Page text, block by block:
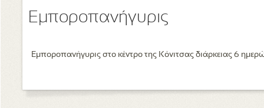
Εμποροπανήγυρις
Εμποροπανήγυρις στο κέντρο της Κόνιτσας διάρκειας 6